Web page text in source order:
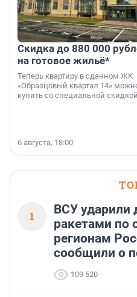
Скидка до 880 000
на готовое жильё*
Теперь квартиру в сданном ЖК
«Образцовый квартал 14»
купить со специальной
6 августа, 18:00
1
ВСУ ударили
ракетами по
регионам
сообщили о
109 520